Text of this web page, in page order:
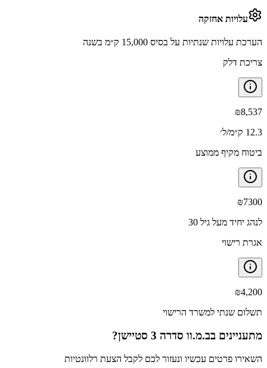
עלויות אחזקה
הערכת עלויות שנתיות על בסיס 15,000 ק״מ בשנה
צריכת דלק
₪8,537
12.3 ק״מ/ל׳
ביטוח מקיף ממוצע
₪7300
לנהג יחיד מעל גיל 30
אגרת רישוי
₪4,200
תשלום שנתי למשרד הרישוי
מתעניינים בב.מ.וו סדרה 3 סטיישן ?
השאירו פרטים עכשיו ונעזור לכם לקבל הצעת רלוונטיות